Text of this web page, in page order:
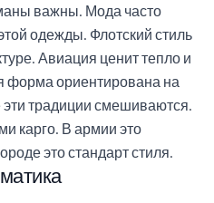
важны. Мода часто
одежды. Флотский стиль
Авиация ценит тепло и
форма ориентирована на
традиции смешиваются.
карго. В армии это
это стандарт стиля.